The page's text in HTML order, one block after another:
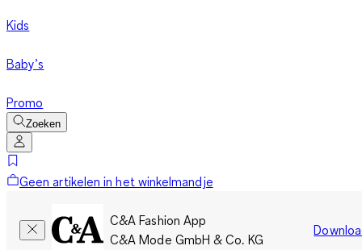
Kids
Baby’s
Promo
Zoeken
Geen artikelen in het winkelmandje
C&A Fashion App
C&A Mode GmbH & Co. KG